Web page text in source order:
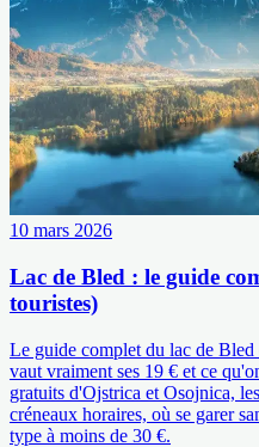
10 mars 2026
Lac de Bled : le guide
touristes)
Le guide complet du lac de
vaut vraiment ses 19 € et ce
gratuits d'Ojstrica et Osojnica,
créneaux horaires, où se garer
type à moins de 30 €.